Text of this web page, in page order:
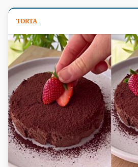
TORTA